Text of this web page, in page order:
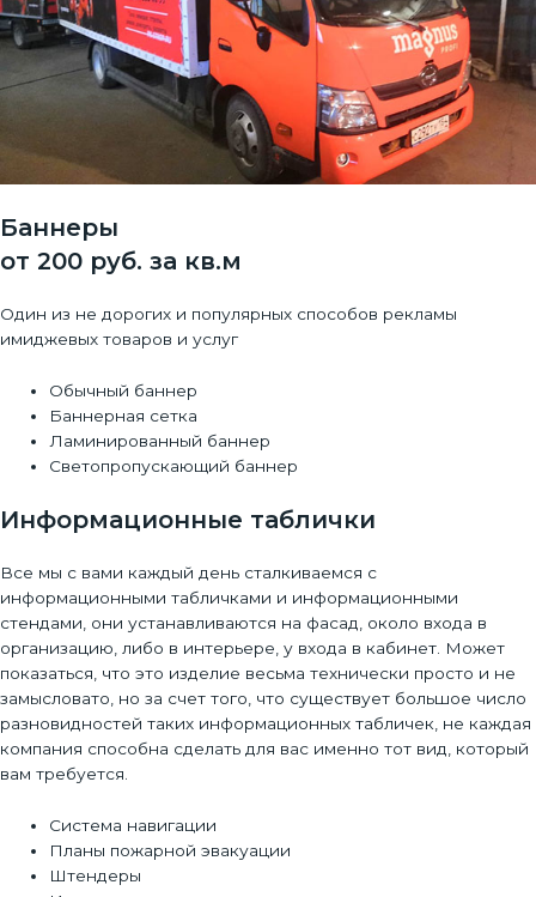
Баннеры
от 200 руб. за кв.м
Один из не дорогих и популярных способов рекламы
имиджевых товаров и услуг
Обычный баннер
Баннерная сетка
Ламинированный баннер
Светопропускающий баннер
Информационные таблички
Все мы с вами каждый день сталкиваемся с
информационными табличками и информационными
стендами, они устанавливаются на фасад, около входа в
организацию, либо в интерьере, у входа в кабинет. Может
показаться, что это изделие весьма технически просто и не
замысловато, но за счет того, что существует большое число
разновидностей таких информационных табличек, не каждая
компания способна сделать для вас именно тот вид, который
вам требуется.
Система навигации
Планы пожарной эвакуации
Штендеры